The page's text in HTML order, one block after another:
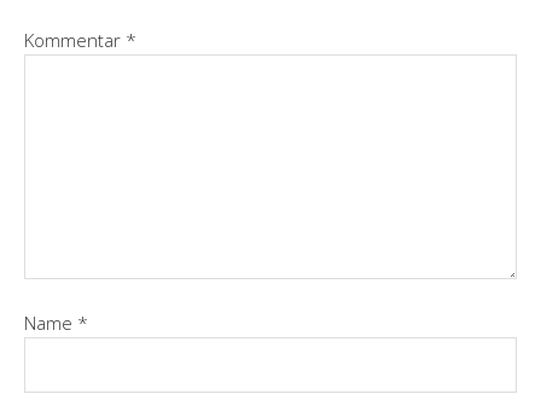
Kommentar *
Name *